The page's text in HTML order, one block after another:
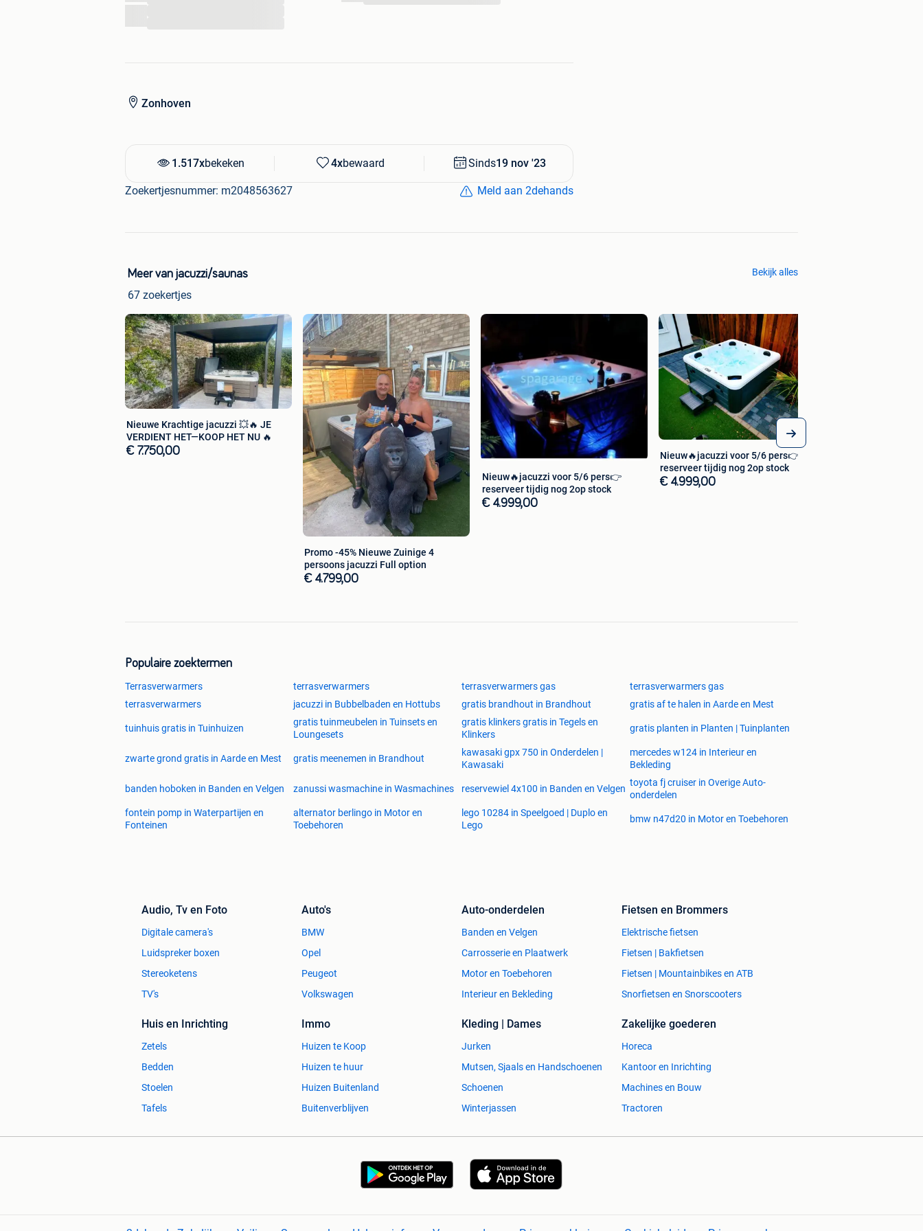
Zonhoven
1.517xbekeken 4xbewaard Sinds19 nov '23
Zoekertjesnummer: m2048563627 Meld aan 2dehands
Meer van jacuzzi/saunas
67 zoekertjes
Bekijk alles
Nieuwe Krachtige jacuzzi 💥🔥 JE
VERDIENT HET—KOOP HET NU 🔥
€ 7.750,00
Promo -45% Nieuwe Zuinige 4
persoons jacuzzi Full option
€ 4.799,00
Nieuw🔥jacuzzi voor 5/6 pers👉
reserveer tijdig nog 2op stock
€ 4.999,00
Nieuw🔥jacuzzi voor 5/6 pers👉
reserveer tijdig nog 2op stock
€ 4.999,00
Populaire zoektermen
Terrasverwarmers terrasverwarmers terrasverwarmers gas
terrasverwarmers gas
terrasverwarmers
jacuzzi in Bubbelbaden en Hottubs gratis brandhout in Brandhout gratis af te halen in Aarde en Mest
tuinhuis gratis in Tuinhuizen
gratis tuinmeubelen in Tuinsets en
Loungesets
gratis klinkers gratis in Tegels en
Klinkers
gratis planten in Planten | Tuinplanten
zwarte grond gratis in Aarde en Mest gratis meenemen in Brandhout
kawasaki gpx 750 in Onderdelen |
Kawasaki
mercedes w124 in Interieur en
Bekleding
banden hoboken in Banden en Velgen zanussi wasmachine in Wasmachines reservewiel 4x100 in Banden en Velgen
toyota fj cruiser in Overige Auto-
onderdelen
fontein pomp in Waterpartijen en
Fonteinen
alternator berlingo in Motor en
Toebehoren
lego 10284 in Speelgoed | Duplo en
Lego
bmw n47d20 in Motor en Toebehoren
Audio, Tv en Foto
Digitale camera's
Luidspreker boxen
Stereoketens
TV's
Auto's
BMW
Opel
Peugeot
Volkswagen
Auto-onderdelen
Banden en Velgen
Carrosserie en Plaatwerk
Motor en Toebehoren
Interieur en Bekleding
Fietsen en Brommers
Elektrische fietsen
Fietsen | Bakfietsen
Fietsen | Mountainbikes en ATB
Snorfietsen en Snorscooters
Huis en Inrichting
Zetels
Bedden
Stoelen
Tafels
Immo
Huizen te Koop
Huizen te huur
Huizen Buitenland
Buitenverblijven
Kleding | Dames
Jurken
Mutsen, Sjaals en Handschoenen
Schoenen
Winterjassen
Zakelijke goederen
Horeca
Kantoor en Inrichting
Machines en Bouw
Tractoren